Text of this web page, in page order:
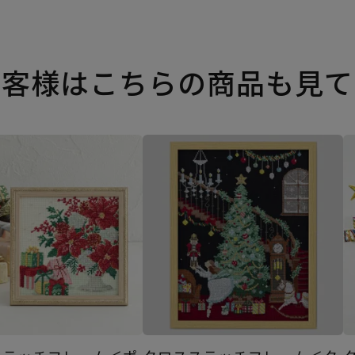
様はこちらの商品も見